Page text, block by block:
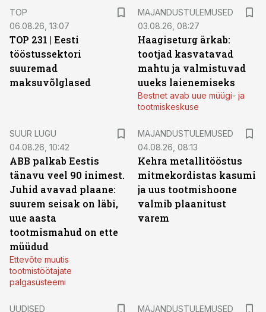
TOP
06.08.26, 13:07
TOP 231 | Eesti
tööstussektori
suuremad
maksuvõlglased
MAJANDUSTULEMUSED
03.08.26, 08:27
Haagiseturg ärkab:
tootjad kasvatavad
mahtu ja valmistuvad
uueks laienemiseks
Bestnet avab uue müügi- ja
tootmiskeskuse
SUUR LUGU
04.08.26, 10:42
ABB palkab Eestis
tänavu veel 90 inimest.
Juhid avavad plaane:
suurem seisak on läbi,
uue aasta
tootmismahud on ette
müüdud
Ettevõte muutis
tootmistöötajate
palgasüsteemi
MAJANDUSTULEMUSED
04.08.26, 08:13
Kehra metallitööstus
mitmekordistas kasumi
ja uus tootmishoone
valmib plaanitust
varem
UUDISED MAJANDUSTULEMUSED